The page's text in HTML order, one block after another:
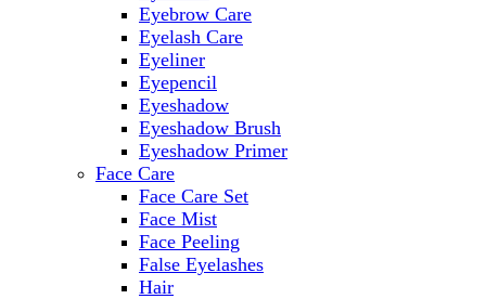
Eyebrow Care
Eyelash Care
Eyeliner
Eyepencil
Eyeshadow
Eyeshadow Brush
Eyeshadow Primer
Face Care
Face Care Set
Face Mist
Face Peeling
False Eyelashes
Hair